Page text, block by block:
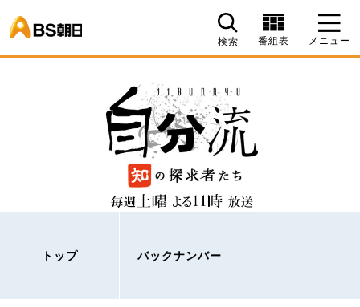
検索 番組表 メニュー
トップ バックナンバー